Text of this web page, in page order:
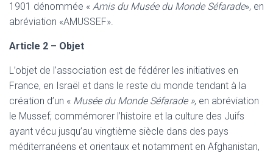
1901 dénommée « Amis du Musée du Monde Séfarade», en
abréviation «AMUSSEF».
Article 2 – Objet
L’objet de l’association est de fédérer les initiatives en
France, en Israël et dans le reste du monde tendant à la
création d’un « Musée du Monde Séfarade », en abréviation
le Mussef; commémorer l’histoire et la culture des Juifs
ayant vécu jusqu’au vingtième siècle dans des pays
méditerranéens et orientaux et notamment en Afghanistan,